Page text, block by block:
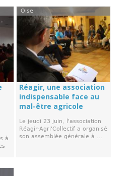
à
Oise
Réagir, une association
indispensable face au
mal-être agricole
Le jeudi 23 juin, l'association
Réagir-Agri'Collectif a organisé
son assemblée générale à ...